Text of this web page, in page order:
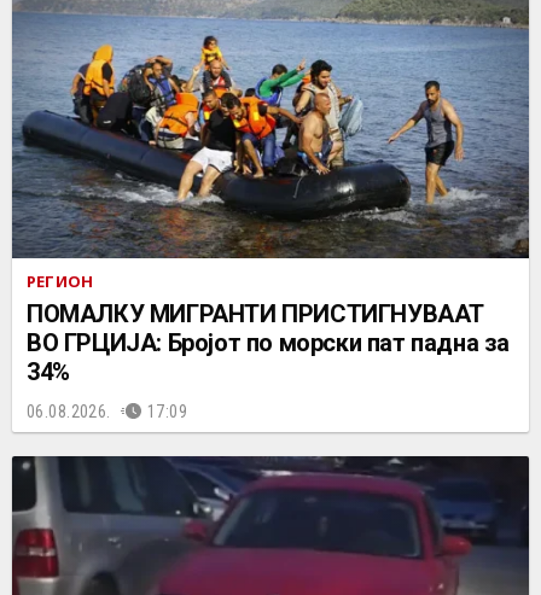
РЕГИОН
ПОМАЛКУ МИГРАНТИ ПРИСТИГНУВААТ
ВО ГРЦИЈА: Бројот по морски пат падна за
34%
06.08.2026. 17:09